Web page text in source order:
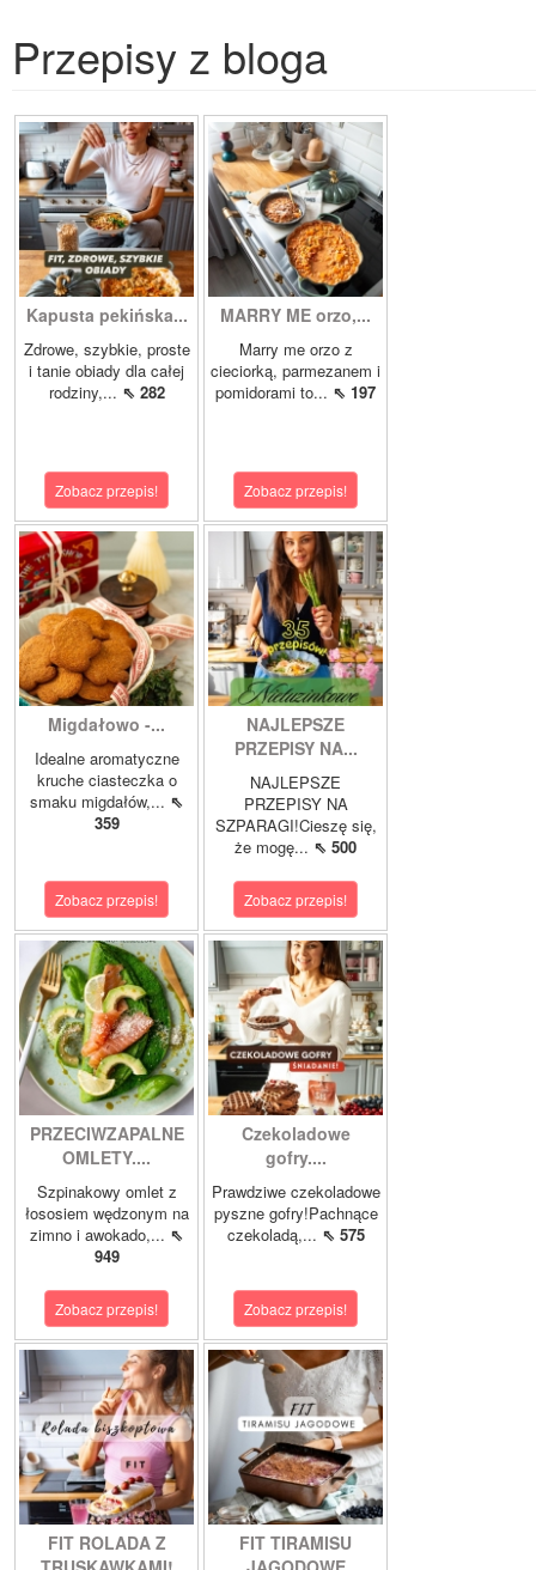
Przepisy z bloga
Kapusta pekińska...
Zdrowe, szybkie, proste
i tanie obiady dla całej
rodziny,... ⇖ 282
Zobacz przepis!
MARRY ME orzo,...
Marry me orzo z
cieciorką, parmezanem i
pomidorami to... ⇖ 197
Zobacz przepis!
Migdałowo -...
Idealne aromatyczne
kruche ciasteczka o
smaku migdałów,... ⇖
359
Zobacz przepis!
NAJLEPSZE
PRZEPISY NA...
NAJLEPSZE
PRZEPISY NA
SZPARAGI!Cieszę się,
że mogę... ⇖ 500
Zobacz przepis!
PRZECIWZAPALNE
OMLETY....
Szpinakowy omlet z
łososiem wędzonym na
zimno i awokado,... ⇖
949
Zobacz przepis!
Czekoladowe
gofry....
Prawdziwe czekoladowe
pyszne gofry!Pachnące
czekoladą,... ⇖ 575
Zobacz przepis!
FIT ROLADA Z
FIT TIRAMISU